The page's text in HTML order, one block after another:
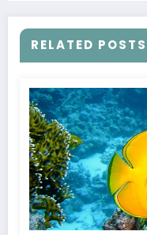
RELATED POSTS